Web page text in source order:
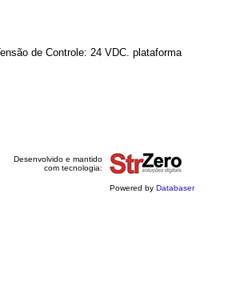
de Controle: 24 VDC. plataforma
Desenvolvido e mantido
com tecnologia:
Powered by Databaser